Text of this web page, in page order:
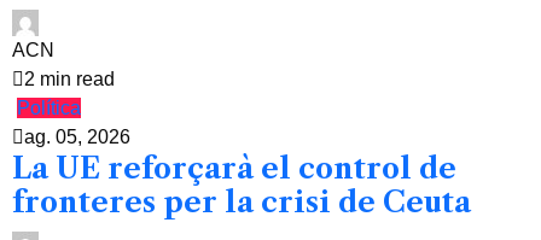
ACN
2 min read
Política
ag. 05, 2026
La UE reforçarà el control de
fronteres per la crisi de Ceuta